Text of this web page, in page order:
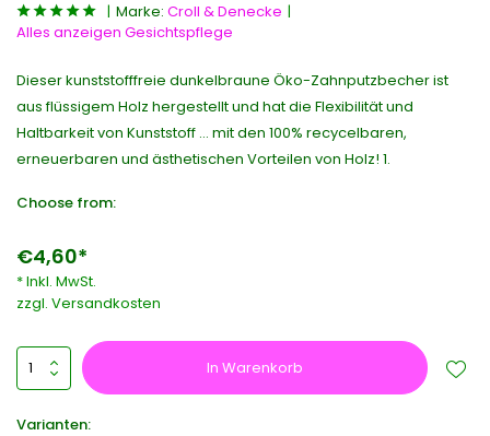
Marke: Croll & Denecke
Alles anzeigen Gesichtspflege
Dieser kunststofffreie dunkelbraune Öko-Zahnputzbecher ist
aus flüssigem Holz hergestellt und hat die Flexibilität und
Haltbarkeit von Kunststoff ... mit den 100% recycelbaren,
erneuerbaren und ästhetischen Vorteilen von Holz! 1.
Choose from:
€4,60*
* Inkl. MwSt.
zzgl. Versandkosten
In Warenkorb
Varianten: